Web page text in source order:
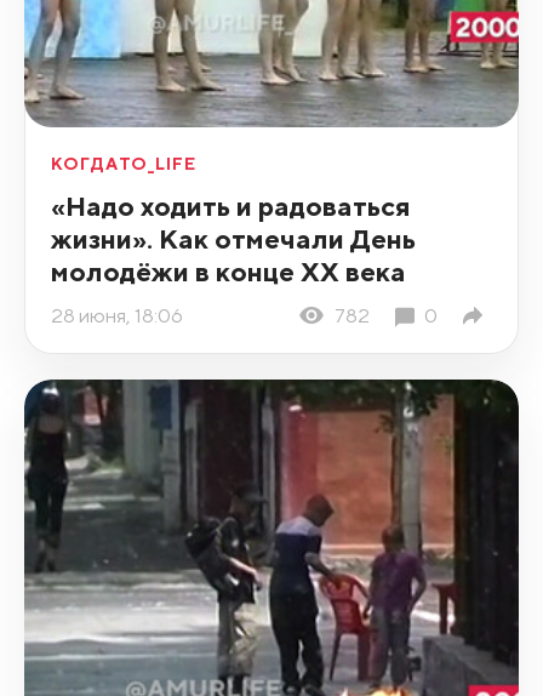
КОГДАТО_LIFE
«Надо ходить и радоваться
жизни». Как отмечали День
молодёжи в конце ХХ века
28 июня, 18:06 782 0